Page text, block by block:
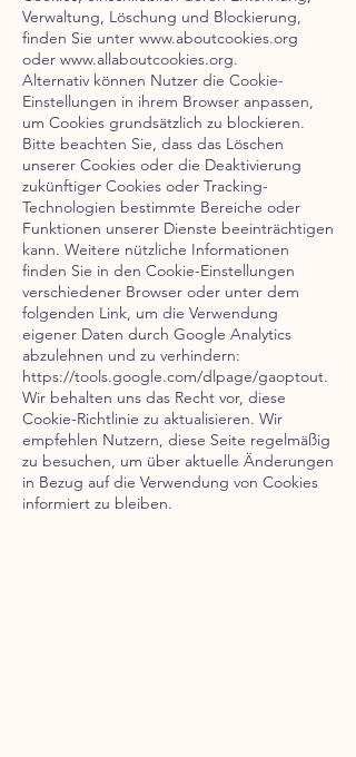
Verwaltung, Löschung und Blockierung,
finden Sie unter www.aboutcookies.org
oder www.allaboutcookies.org.
Alternativ können Nutzer die Cookie-
Einstellungen in ihrem Browser anpassen,
um Cookies grundsätzlich zu blockieren.
Bitte beachten Sie, dass das Löschen
unserer Cookies oder die Deaktivierung
zukünftiger Cookies oder Tracking-
Technologien bestimmte Bereiche oder
Funktionen unserer Dienste beeinträchtigen
kann. Weitere nützliche Informationen
finden Sie in den Cookie-Einstellungen
verschiedener Browser oder unter dem
folgenden Link, um die Verwendung
eigener Daten durch Google Analytics
abzulehnen und zu verhindern:
https://tools.google.com/dlpage/gaoptout.
Wir behalten uns das Recht vor, diese
Cookie-Richtlinie zu aktualisieren. Wir
empfehlen Nutzern, diese Seite regelmäßig
zu besuchen, um über aktuelle Änderungen
in Bezug auf die Verwendung von Cookies
informiert zu bleiben.